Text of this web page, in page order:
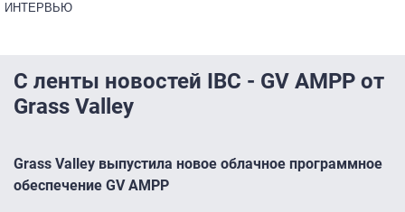
ИНТЕРВЬЮ
С ленты новостей IBC - GV AMPP от
Grass Valley
Grass Valley выпустила новое облачное программное
обеспечение GV AMPP